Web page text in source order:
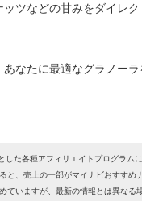
ツなどの甘みをダイレ
あなたに最適なグラノー
た各種アフィリエイトプログラム
と、売上の一部がマイナビおすす
ていますが、最新の情報とは異なる